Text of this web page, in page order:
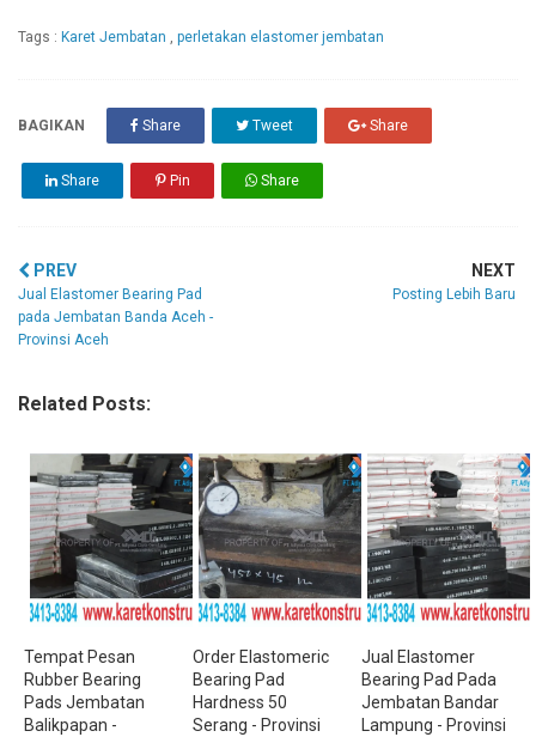
Tags : Karet Jembatan , perletakan elastomer jembatan
BAGIKAN Share Tweet Share
Share Pin Share
PREV
Jual Elastomer Bearing Pad
pada Jembatan Banda Aceh -
Provinsi Aceh
NEXT
Posting Lebih Baru
Related Posts:
Tempat Pesan
Rubber Bearing
Pads Jembatan
Balikpapan -
Order Elastomeric
Bearing Pad
Hardness 50
Serang - Provinsi
Jual Elastomer
Bearing Pad Pada
Jembatan Bandar
Lampung - Provinsi